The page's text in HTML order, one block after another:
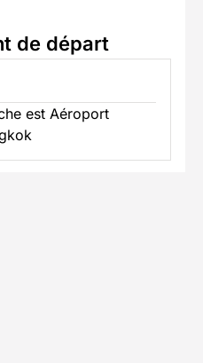
de départ
est Aéroport